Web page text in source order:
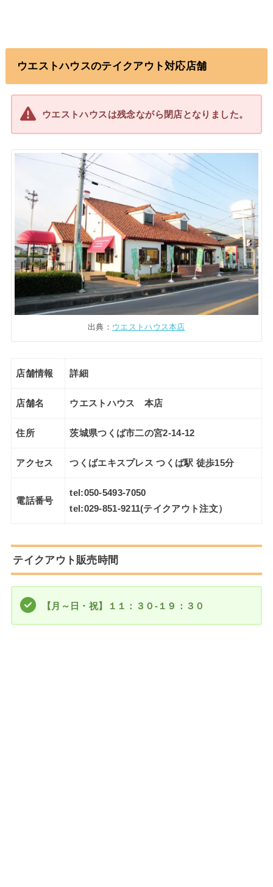
ウエストハウスのテイクアウト対応店舗
ウエストハウスは残念ながら閉店となりました。
出典： ウエストハウス本店
店舗情報 詳細
店舗名 ウエストハウス 本店
住所 茨城県つくば市二の宮2-14-12
アクセス つくばエキスプレス つくば駅 徒歩15分
電話番号
tel:050-5493-7050
tel:029-851-9211(テイクアウト注文）
テイクアウト販売時間
【月～日・祝】１１：３０-１９：３０